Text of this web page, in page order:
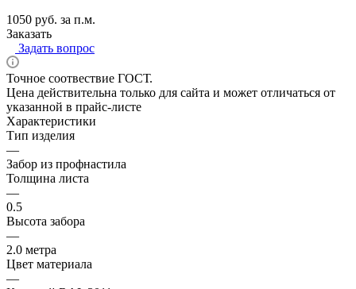
1050 руб. за п.м.
Заказать
Задать вопрос
Точное соотвествие ГОСТ.
Цена действительна только для сайта и может отличаться от
указанной в прайс-листе
Характеристики
Тип изделия
—
Забор из профнастила
Толщина листа
—
0.5
Высота забора
—
2.0 метра
Цвет материала
—